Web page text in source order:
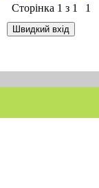
Сторінка 1 з 1
1